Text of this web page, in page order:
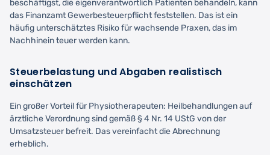
beschäftigst, die eigenverantwortlich Patienten behandeln, kann
das Finanzamt Gewerbesteuerpflicht feststellen. Das ist ein
häufig unterschätztes Risiko für wachsende Praxen, das im
Nachhinein teuer werden kann.
Steuerbelastung und Abgaben realistisch
einschätzen
Ein großer Vorteil für Physiotherapeuten: Heilbehandlungen auf
ärztliche Verordnung sind gemäß § 4 Nr. 14 UStG von der
Umsatzsteuer befreit. Das vereinfacht die Abrechnung
erheblich.